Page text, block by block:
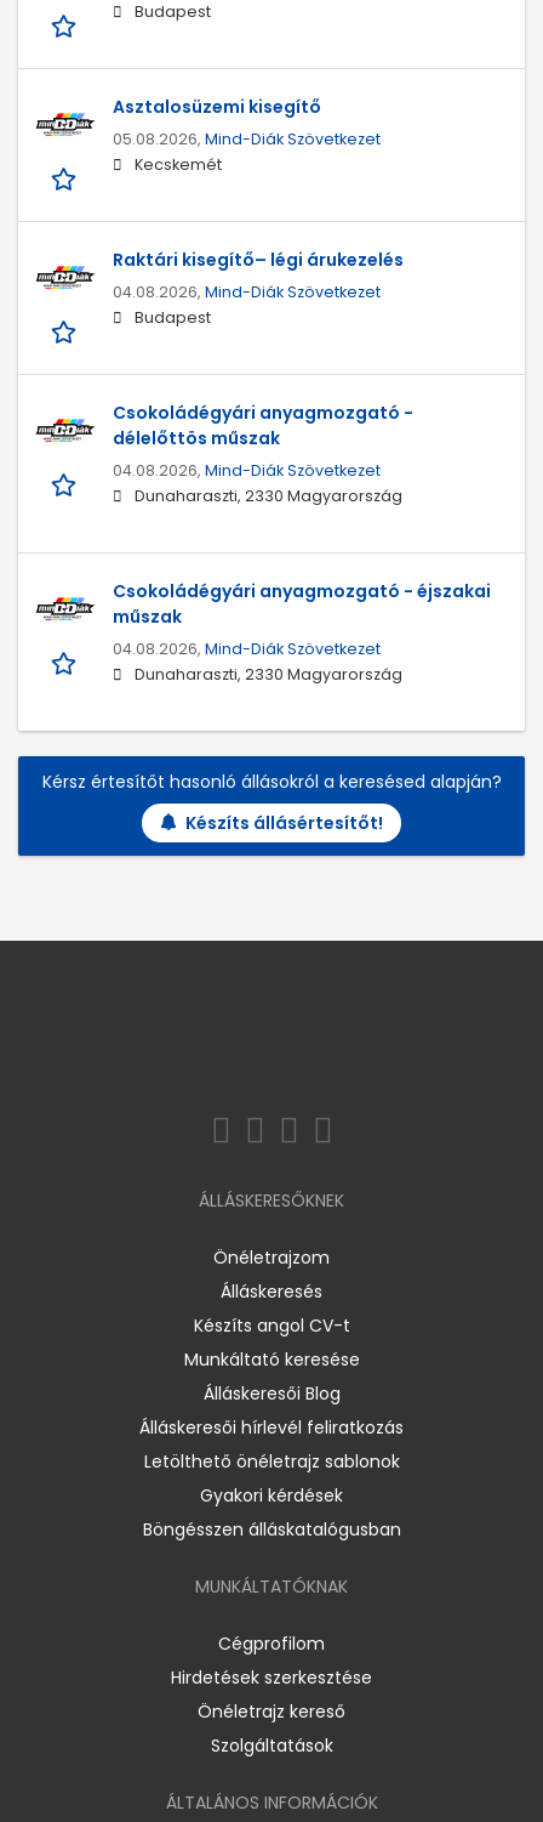
Budapest
Asztalosüzemi kisegítő
05.08.2026, Mind-Diák Szövetkezet
Kecskemét
Raktári kisegítő– légi árukezelés
04.08.2026, Mind-Diák Szövetkezet
Budapest
Csokoládégyári anyagmozgató -
délelőttös műszak
04.08.2026, Mind-Diák Szövetkezet
Dunaharaszti, 2330 Magyarország
Csokoládégyári anyagmozgató - éjszakai
műszak
04.08.2026, Mind-Diák Szövetkezet
Dunaharaszti, 2330 Magyarország
Kérsz értesítőt hasonló állásokról a keresésed alapján?
Készíts állásértesítőt!
ÁLLÁSKERESŐKNEK
Önéletrajzom
Álláskeresés
Készíts angol CV-t
Munkáltató keresése
Álláskeresői Blog
Álláskeresői hírlevél feliratkozás
Letölthető önéletrajz sablonok
Gyakori kérdések
Böngésszen álláskatalógusban
MUNKÁLTATÓKNAK
Cégprofilom
Hirdetések szerkesztése
Önéletrajz kereső
Szolgáltatások
ÁLTALÁNOS INFORMÁCIÓK